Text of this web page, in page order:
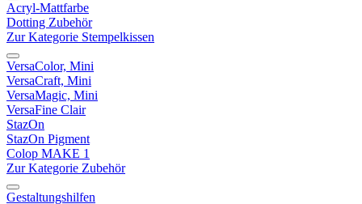
Acryl-Mattfarbe
Dotting Zubehör
Zur Kategorie Stempelkissen
VersaColor, Mini
VersaCraft, Mini
VersaMagic, Mini
VersaFine Clair
StazOn
StazOn Pigment
Colop MAKE 1
Zur Kategorie Zubehör
Gestaltungshilfen